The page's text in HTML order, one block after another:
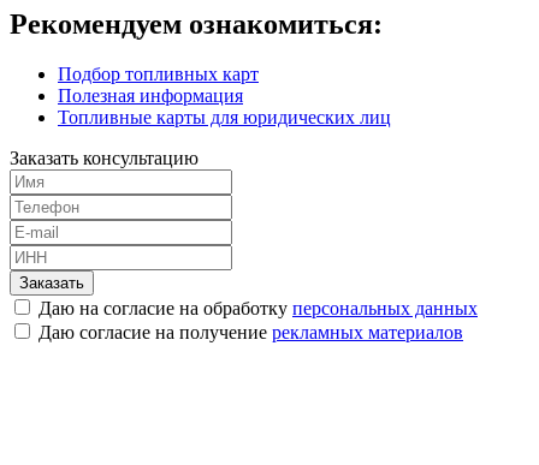
Рекомендуем ознакомиться:
Подбор топливных карт
Полезная информация
Топливные карты для юридических лиц
Заказать консультацию
Заказать
Даю на согласие на обработку персональных данных
Даю согласие на получение рекламных материалов